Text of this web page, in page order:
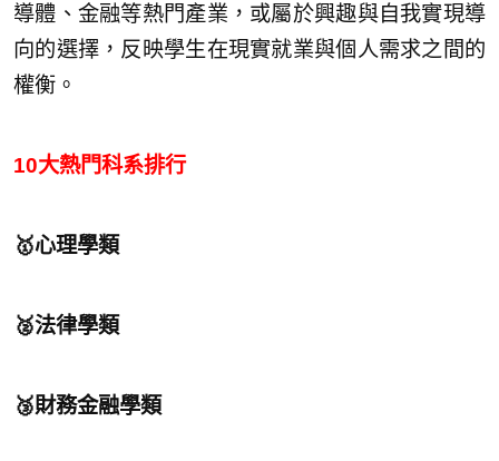
導體、金融等熱門產業，或屬於興趣與自我實現導
向的選擇，反映學生在現實就業與個人需求之間的
權衡。
10大熱門科系排行
🥇心理學類
🥈法律學類
🥉財務金融學類